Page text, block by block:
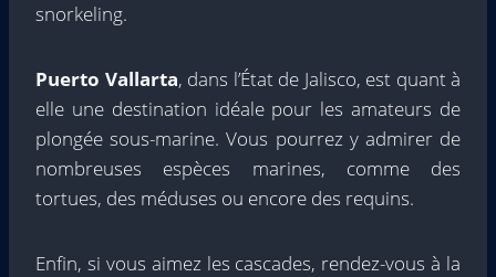
snorkeling.
Puerto Vallarta, dans l’État de Jalisco, est quant à
elle une destination idéale pour les amateurs de
plongée sous-marine. Vous pourrez y admirer de
nombreuses espèces marines, comme des
tortues, des méduses ou encore des requins.
Enfin, si vous aimez les cascades, rendez-vous à la